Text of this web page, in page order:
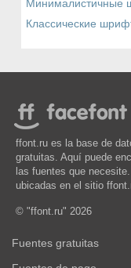
Минималистичные
Классические
ffont.ru es la base de
gratuitas. Aquí puede
las fuentes que
ubicadas en el sitio
© "ffont.ru" 2026
Fuentes gratuitas